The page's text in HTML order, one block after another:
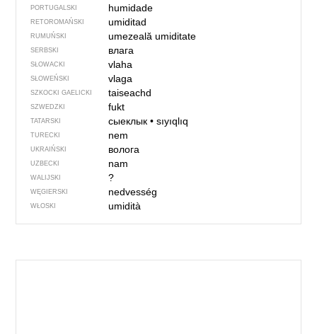
PORTUGALSKI humidade
RETOROMAŃSKI umiditad
RUMUŃSKI umezealăumiditate
SERBSKI влага
SŁOWACKI vlaha
SŁOWEŃSKI vlaga
SZKOCKI GAELICKI taiseachd
SZWEDZKI fukt
TATARSKI сыеклык• sıyıqlıq
TURECKI nem
UKRAIŃSKI волога
UZBECKI nam
WALIJSKI ?
WĘGIERSKI nedvesség
WŁOSKI umidità